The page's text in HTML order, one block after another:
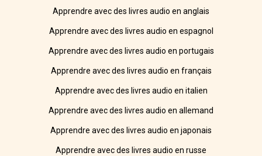
Apprendre avec des livres audio en anglais
Apprendre avec des livres audio en espagnol
Apprendre avec des livres audio en portugais
Apprendre avec des livres audio en français
Apprendre avec des livres audio en italien
Apprendre avec des livres audio en allemand
Apprendre avec des livres audio en japonais
Apprendre avec des livres audio en russe